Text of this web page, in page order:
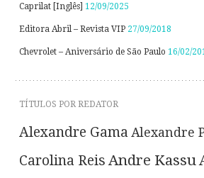
Caprilat [Inglês] 12/09/2025
Editora Abril – Revista VIP 27/09/2018
Chevrolet – Aniversário de São Paulo 16/02/
TÍTULOS POR REDATOR
Alexandre Gama Alexandre
Carolina Reis Andre Kassu